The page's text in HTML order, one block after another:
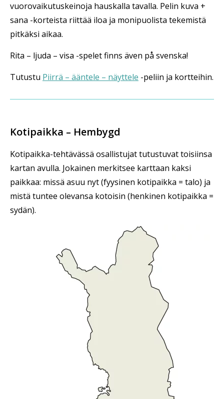
vuorovaikutuskeinoja hauskalla tavalla. Pelin kuva +
sana -korteista riittää iloa ja monipuolista tekemistä
pitkäksi aikaa.
Rita – ljuda – visa -spelet finns även på svenska!
Tutustu Piirrä – ääntele – näyttele -peliin ja kortteihin.
Kotipaikka – Hembygd
Kotipaikka-tehtävässä osallistujat tutustuvat toisiinsa
kartan avulla. Jokainen merkitsee karttaan kaksi
paikkaa: missä asuu nyt (fyysinen kotipaikka = talo) ja
mistä tuntee olevansa kotoisin (henkinen kotipaikka =
sydän).